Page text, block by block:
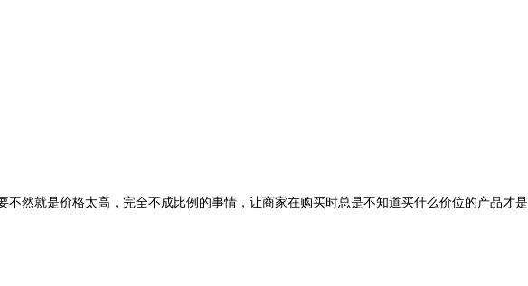
然就是价格太高，完全不成比例的事情，让商家在购买时总是不知道买什么价位的产品才是